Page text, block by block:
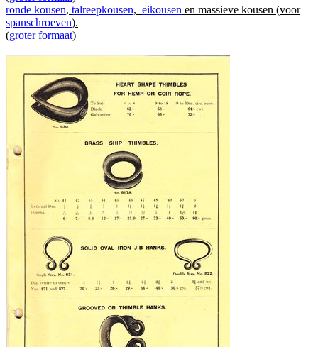
ronde kousen, talreepkousen, eikousen en massieve kousen (voor
spanschroeven).
(groter formaat)